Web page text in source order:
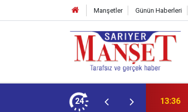
Manşetler Günün Haberleri
24 13:36